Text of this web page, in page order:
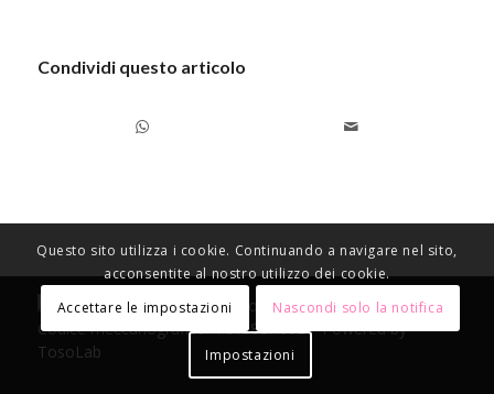
Condividi questo articolo
© Copyright 2021 Istituto Comprensivo Ezio Bosso -
Codice meccanografico: TOIC8BX00B - Powered by
TosoLab
Questo sito utilizza i cookie. Continuando a navigare nel sito,
acconsentite al nostro utilizzo dei cookie.
Accettare le impostazioni
Nascondi solo la notifica
Impostazioni